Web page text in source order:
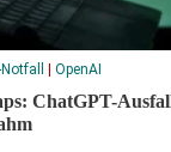
Notfall OpenAI
ChatGPT-